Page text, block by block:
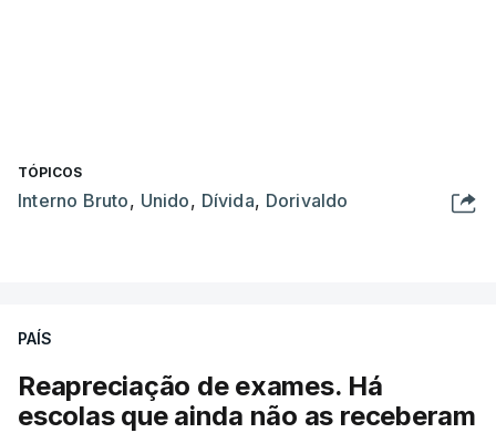
TÓPICOS
Interno Bruto, Unido, Dívida, Dorivaldo
PAÍS
Reapreciação de exames. Há
escolas que ainda não as receberam